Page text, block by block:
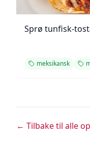
Sprø tunfisk-
meksikansk
← Tilbake til alle